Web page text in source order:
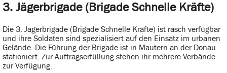
3. Jägerbrigade (Brigade Schnelle Kräfte)
Die 3. Jägerbrigade (Brigade Schnelle Kräfte) ist rasch verfügbar
und ihre Soldaten sind spezialisiert auf den Einsatz im urbanen
Gelände. Die Führung der Brigade ist in Mautern an der Donau
stationiert. Zur Auftragserfüllung stehen ihr mehrere Verbände
zur Verfügung.